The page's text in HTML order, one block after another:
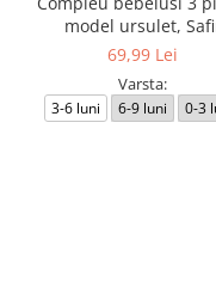
model ursulet,
69,99 Lei
Varsta:
3-6 luni 6-9 luni 0-3